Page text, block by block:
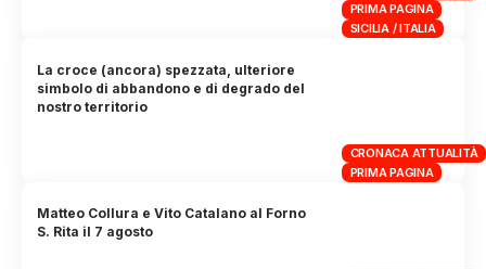
PRIMA PAGINA
SICILIA / ITALIA
CRONACA ATTUALITÀ
PRIMA PAGINA
La croce (ancora) spezzata, ulteriore
simbolo di abbandono e di degrado del
nostro territorio
Matteo Collura e Vito Catalano al Forno
S. Rita il 7 agosto